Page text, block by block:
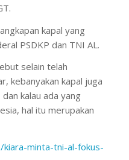
kapal yang
PSDKP dan TNI AL.
selain telah
kebanyakan kapal juga
kalau ada yang
hal itu merupakan
kiara-minta-tni-al-fokus-